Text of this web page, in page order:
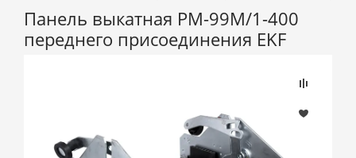
Панель выкатная РМ-99М/1-400
переднего присоединения EKF